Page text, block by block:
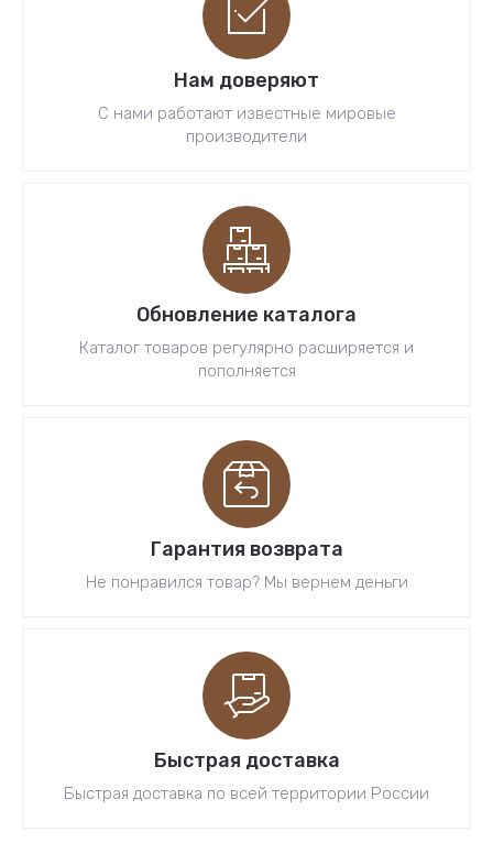
Нам доверяют
С нами работают известные мировые
производители
Обновление каталога
Каталог товаров регулярно расширяется и
пополняется
Гарантия возврата
Не понравился товар? Мы вернем деньги
Быстрая доставка
Быстрая доставка по всей территории России